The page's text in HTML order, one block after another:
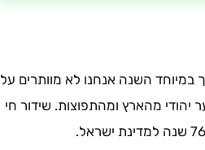
השנה אנחנו לא מוותרים על
יהודי מהארץ ומהתפוצות. שידור חי